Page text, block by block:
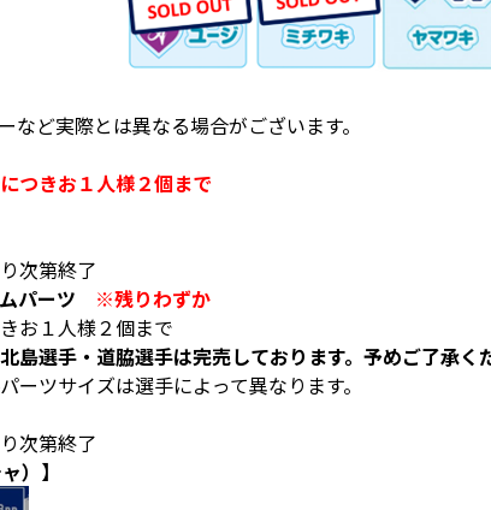
ど実際とは異なる場合がございます。
つきお１人様２個まで
次第終了
パーツ
※残りわずか
１人様２個まで
島選手・道脇選手は完売しております。予めご了承く
ツサイズは選手によって異なります。
次第終了
）】